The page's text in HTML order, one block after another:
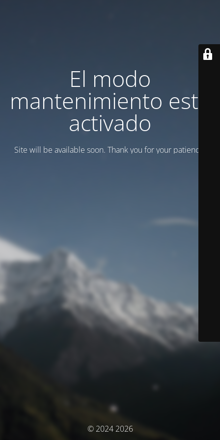
El modo
mantenimiento está
activado
Site will be available soon. Thank you for your patience!
© 2024 2026